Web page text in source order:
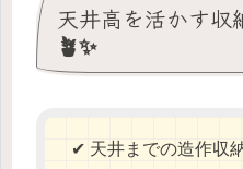
天井高を活かす
🪴✨
✔ 天井までの造作収